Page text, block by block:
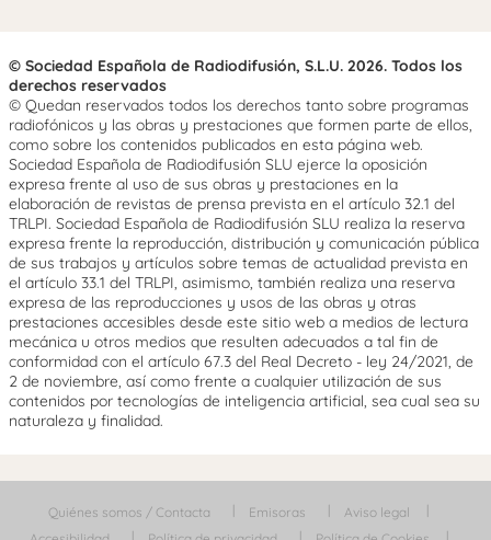
© Sociedad Española de Radiodifusión, S.L.U. 2026. Todos los
derechos reservados
© Quedan reservados todos los derechos tanto sobre programas
radiofónicos y las obras y prestaciones que formen parte de ellos,
como sobre los contenidos publicados en esta página web.
Sociedad Española de Radiodifusión SLU ejerce la oposición
expresa frente al uso de sus obras y prestaciones en la
elaboración de revistas de prensa prevista en el artículo 32.1 del
TRLPI. Sociedad Española de Radiodifusión SLU realiza la reserva
expresa frente la reproducción, distribución y comunicación pública
de sus trabajos y artículos sobre temas de actualidad prevista en
el artículo 33.1 del TRLPI, asimismo, también realiza una reserva
expresa de las reproducciones y usos de las obras y otras
prestaciones accesibles desde este sitio web a medios de lectura
mecánica u otros medios que resulten adecuados a tal fin de
conformidad con el artículo 67.3 del Real Decreto - ley 24/2021, de
2 de noviembre, así como frente a cualquier utilización de sus
contenidos por tecnologías de inteligencia artificial, sea cual sea su
naturaleza y finalidad.
Quiénes somos / Contacta Emisoras
Aviso legal